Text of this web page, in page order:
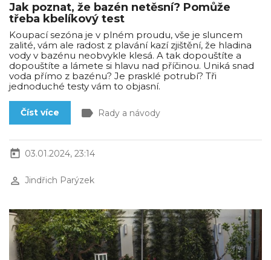
Jak poznat, že bazén netěsní? Pomůže
třeba kbelíkový test
Koupací sezóna je v plném proudu, vše je sluncem
zalité, vám ale radost z plavání kazí zjištění, že hladina
vody v bazénu neobvykle klesá. A tak dopouštíte a
dopouštíte a lámete si hlavu nad příčinou. Uniká snad
voda přímo z bazénu? Je prasklé potrubí? Tři
jednoduché testy vám to objasní.
Číst více label Rady a návody
today 03.01.2024, 23:14
perm_identity Jindřich Parýzek